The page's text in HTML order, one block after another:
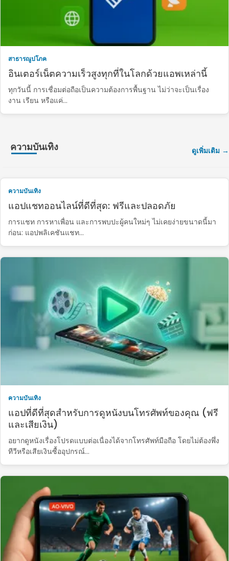
สาธารณูปโภค
อินเตอร์เน็ตความเร็วสูงทุกที่ในโลกด้วยแอพเหล่านี้
ทุกวันนี้ การเชื่อมต่อถือเป็นความต้องการพื้นฐาน ไม่ว่าจะเป็นเรื่อง
งาน เรียน หรือแค่...
ความบันเทิง ดูเพิ่มเติม
ความบันเทิง
แอปแชทออนไลน์ที่ดีที่สุด: ฟรีและปลอดภัย
การแชท การหาเพื่อน และการพบปะผู้คนใหม่ๆ ไม่เคยง่ายขนาดนี้มา
ก่อน: แอปพลิเคชันแชท…
ความบันเทิง
แอปที่ดีที่สุดสำหรับการดูหนังบนโทรศัพท์ของคุณ (ฟรี
และเสียเงิน)
อยากดูหนังเรื่องโปรดแบบต่อเนื่องได้จากโทรศัพท์มือถือ โดยไม่ต้องพึ่ง
ทีวีหรือเสียเงินซื้ออุปกรณ์...